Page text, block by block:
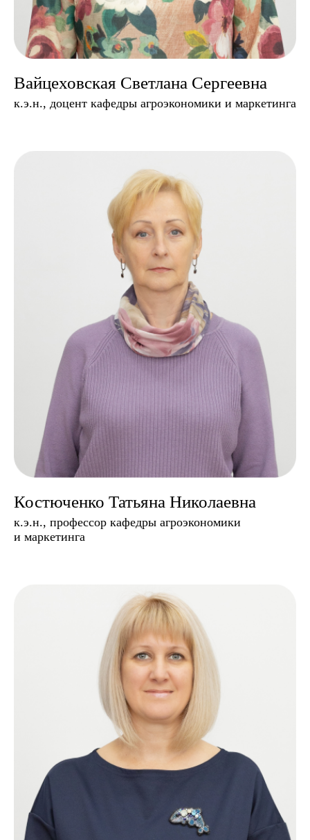
Вайцеховская Светлана Сергеевна
к.э.н., доцент кафедры агроэкономики и маркетинга
Костюченко Татьяна Николаевна
к.э.н., профессор кафедры агроэкономики
и маркетинга
Выбери свой
жизненный путь сам